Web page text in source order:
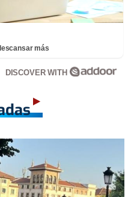
más
DISCOVER WITH